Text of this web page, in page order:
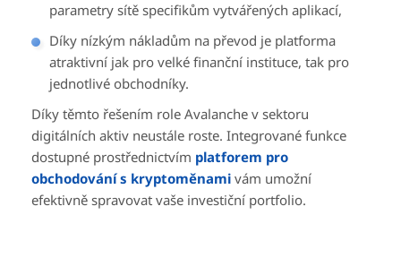
parametry sítě specifikům vytvářených aplikací,
Díky nízkým nákladům na převod je platforma
atraktivní jak pro velké finanční instituce, tak pro
jednotlivé obchodníky.
Díky těmto řešením role Avalanche v sektoru
digitálních aktiv neustále roste. Integrované funkce
dostupné prostřednictvím platforem pro
obchodování s kryptoměnami vám umožní
efektivně spravovat vaše investiční portfolio.